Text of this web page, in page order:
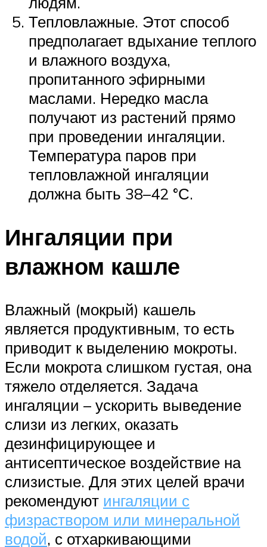
Тепловлажные. Этот способ
предполагает вдыхание теплого
и влажного воздуха,
пропитанного эфирными
маслами. Нередко масла
получают из растений прямо
при проведении ингаляции.
Температура паров при
тепловлажной ингаляции
должна быть 38–42 °С.
Ингаляции при
влажном кашле
Влажный (мокрый) кашель
является продуктивным, то есть
приводит к выделению мокроты.
Если мокрота слишком густая, она
тяжело отделяется. Задача
ингаляции – ускорить выведение
слизи из легких, оказать
дезинфицирующее и
антисептическое воздействие на
слизистые. Для этих целей врачи
рекомендуют ингаляции с
физраствором или минеральной
водой, с отхаркивающими